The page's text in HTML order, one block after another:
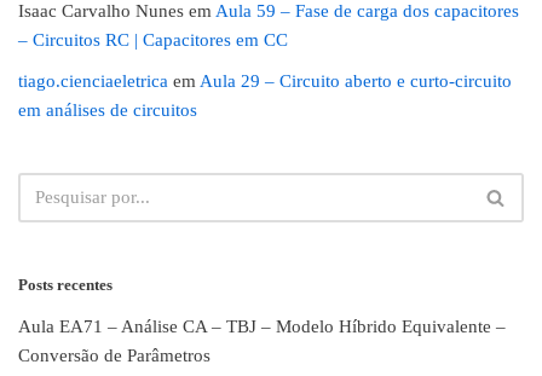
Isaac Carvalho Nunes em Aula 59 – Fase de carga dos capacitores
– Circuitos RC | Capacitores em CC
tiago.cienciaeletrica em Aula 29 – Circuito aberto e curto-circuito
em análises de circuitos
Posts recentes
Aula EA71 – Análise CA – TBJ – Modelo Híbrido Equivalente –
Conversão de Parâmetros